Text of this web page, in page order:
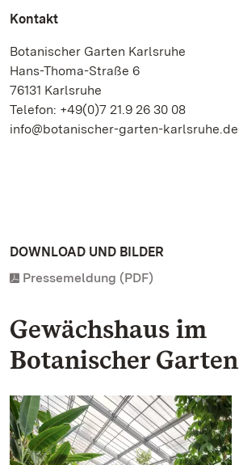
Kontakt
Botanischer Garten Karlsruhe
Hans-Thoma-Straße 6
76131 Karlsruhe
Telefon: +49(0)7 21.9 26 30 08
info@botanischer-garten-karlsruhe.de
DOWNLOAD UND BILDER
Pressemeldung (PDF)
Gewächshaus im
Botanischer Garten